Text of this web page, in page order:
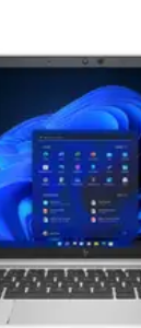
med supersnabb
systemet starta
några sekunder.
justerade
akustik över hela